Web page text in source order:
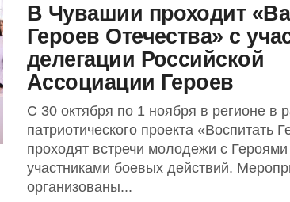
В Чувашии проходит
Героев Отечества» с
делегации Российской
Ассоциации Героев
С 30 октября по 1 ноября в регионе в
патриотического проекта «Воспитать
проходят встречи молодежи с
участниками боевых действий.
организованы...